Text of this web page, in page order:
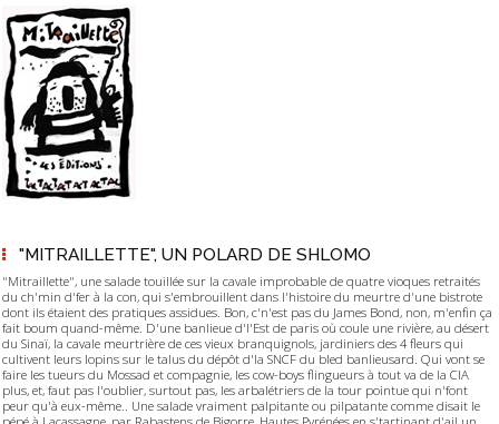
"MITRAILLETTE", UN POLARD DE SHLOMO
"Mitraillette", une salade touillée sur la cavale improbable de quatre vioques retraités
du ch'min d'fer à la con, qui s'embrouillent dans l'histoire du meurtre d'une bistrote
dont ils étaient des pratiques assidues. Bon, c'n'est pas du James Bond, non, m'enfin ça
fait boum quand-même. D'une banlieue d'l'Est de paris où coule une rivière, au désert
du Sinaï, la cavale meurtrière de ces vieux branquignols, jardiniers des 4 fleurs qui
cultivent leurs lopins sur le talus du dépôt d'la SNCF du bled banlieusard. Qui vont se
faire les tueurs du Mossad et compagnie, les cow-boys flingueurs à tout va de la CIA
plus, et, faut pas l'oublier, surtout pas, les arbalétriers de la tour pointue qui n'font
peur qu'à eux-même.. Une salade vraiment palpitante ou pilpatante comme disait le